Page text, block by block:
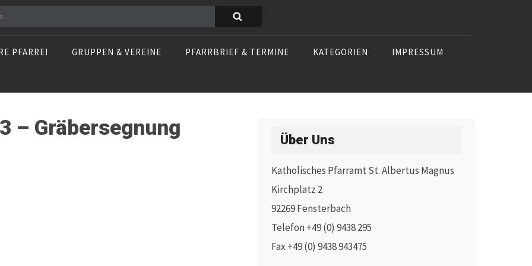
PFARREI GRUPPEN & VEREINE PFARRBRIEF & TERMINE KATEGORIEN IMPRESSUM
– Gräbersegnung Über Uns
Katholisches Pfarramt St. Albertus Magnus
Kirchplatz 2
92269 Fensterbach
Telefon +49 (0) 9438 295
Fax +49 (0) 9438 943475